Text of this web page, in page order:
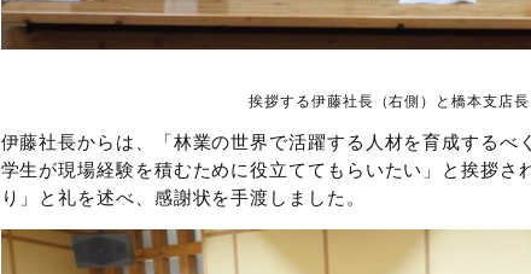
挨拶する伊藤社長（右側）と橋本支店
伊藤社長からは、「林業の世界で活躍する人材を育成するべ
学生が現場経験を積むために役立ててもらいたい」と挨拶さ
り」と礼を述べ、感謝状を手渡しました。